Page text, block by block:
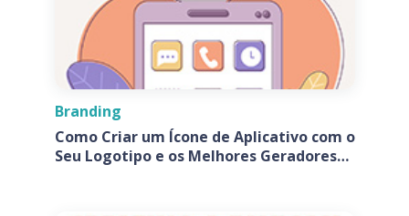
Branding
Como Criar um Ícone de Aplicativo com o
Seu Logotipo e os Melhores Geradores